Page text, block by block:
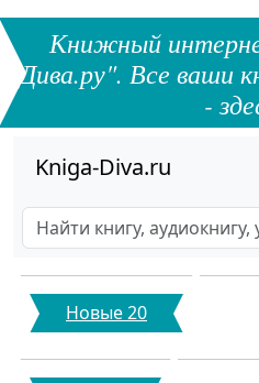
Книжный
Дива.ру". Все ваши
-
Kniga-Diva.ru
Новые 20